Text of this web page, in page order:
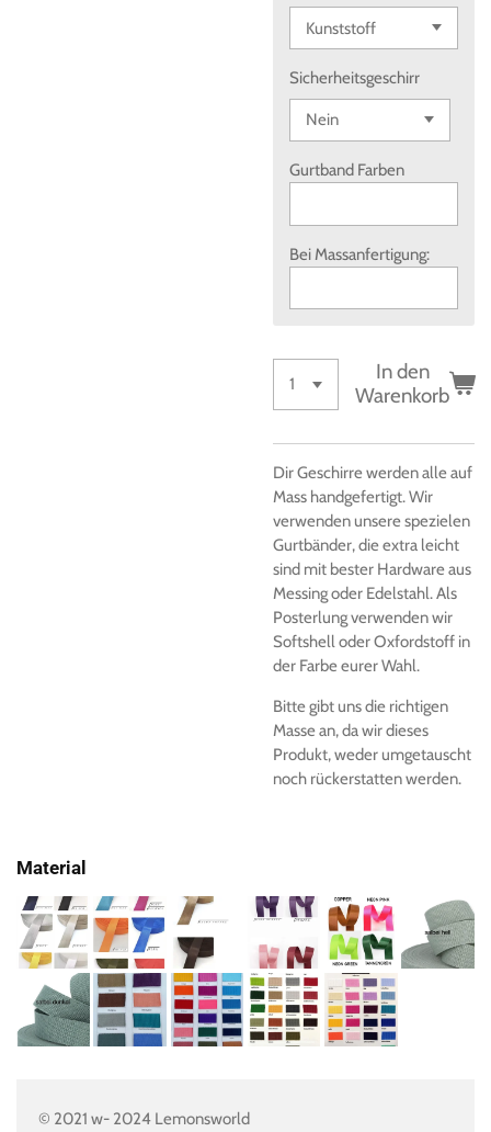
Sicherheitsgeschirr
Gurtband Farben
Bei Massanfertigung:
In den
Warenkorb
Dir Geschirre werden alle auf
Mass handgefertigt. Wir
verwenden unsere spezielen
Gurtbänder, die extra leicht
sind mit bester Hardware aus
Messing oder Edelstahl. Als
Posterlung verwenden wir
Softshell oder Oxfordstoff in
der Farbe eurer Wahl.
Bitte gibt uns die richtigen
Masse an, da wir dieses
Produkt, weder umgetauscht
noch rückerstatten werden.
Material
© 2021 w- 2024 Lemonsworld